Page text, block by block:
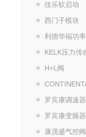
佳乐软启动
西门子模块
利德华福功
KELK压力传
H+L阀
罗宾康调速器
罗宾康变频器
康茂盛气控阀